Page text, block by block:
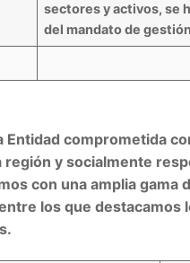
sectores y activos, se
del mandato de
Entidad comprometida
región y socialmente
con una amplia gama
los que destacamos